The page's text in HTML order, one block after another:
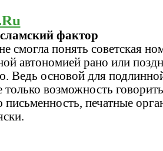
фактор
смогла понять советская
автономией рано или
Ведь основой для
только возможность
письменность, печатные